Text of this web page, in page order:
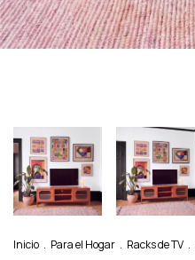
Inicio . Para el Hogar . Racks de TV .